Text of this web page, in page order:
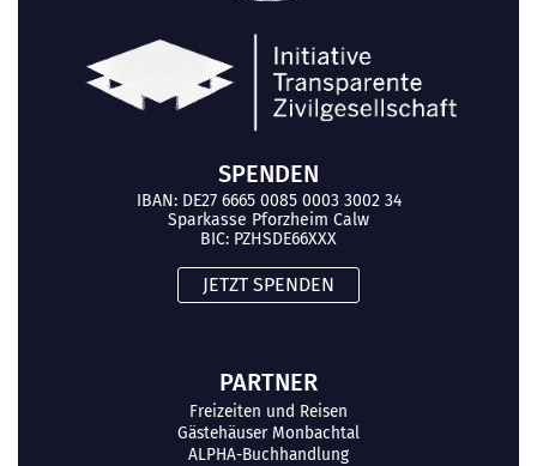
SPENDEN
IBAN: DE27 6665 0085 0003 3002 34
Sparkasse Pforzheim Calw
BIC: PZHSDE66XXX
JETZT SPENDEN
PARTNER
Freizeiten und Reisen
Gästehäuser Monbachtal
ALPHA-Buchhandlung